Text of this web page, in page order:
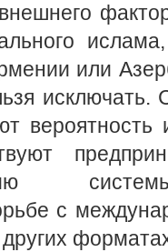
или
исключать.
вероятность
с